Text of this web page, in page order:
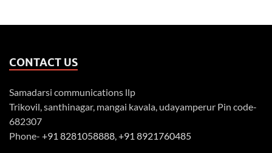
CONTACT US
Samadarsi communications llp
Trikovil, santhinagar, mangai kavala, udayamperur Pin code-
682307
Phone- +91 8281058888 +91 8921760485